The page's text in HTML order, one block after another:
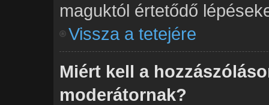
maguktól értetődő
Vissza a tetejére
Miért kell a
moderátornak?